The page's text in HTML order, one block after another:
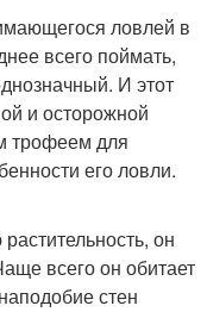
ловлей в
всего поймать,
И этот
и осторожной
трофеем для
его ловли.
он
всего он обитает
стен